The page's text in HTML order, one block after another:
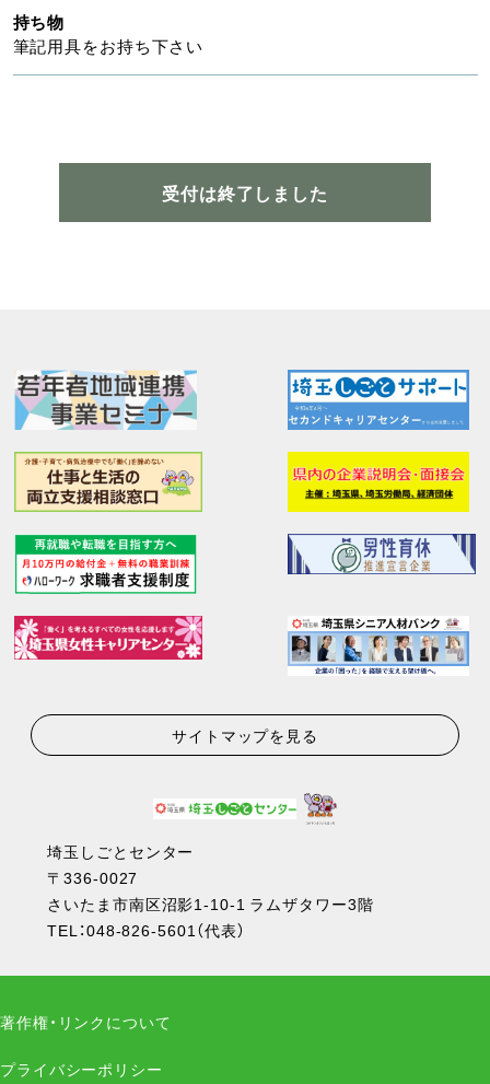
持ち物
筆記用具をお持ち下さい
受付は終了しました
サイトマップを見る
埼玉しごとセンター
〒336-0027
さいたま市南区沼影1-10-1 ラムザタワー3階
TEL：048-826-5601（代表）
著作権・リンクについて
プライバシーポリシー